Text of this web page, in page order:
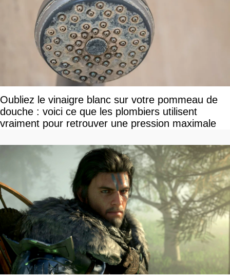
Oubliez le vinaigre blanc sur votre pommeau de
douche : voici ce que les plombiers utilisent
vraiment pour retrouver une pression maximale